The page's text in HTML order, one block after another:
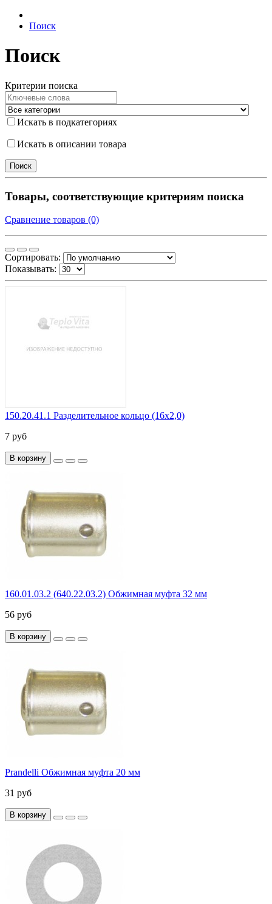
Поиск
Поиск
Критерии поиска
Искать в подкатегориях
Искать в описании товара
Товары, соответствующие критериям поиска
Сравнение товаров (0)
Сортировать:
Показывать:
150.20.41.1 Разделительное кольцо (16х2,0)
7 руб
В корзину
160.01.03.2 (640.22.03.2) Обжимная муфта 32 мм
56 руб
В корзину
Prandelli Обжимная муфта 20 мм
31 руб
В корзину